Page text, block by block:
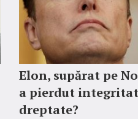
Elon, supărat pe
a pierdut
dreptate?